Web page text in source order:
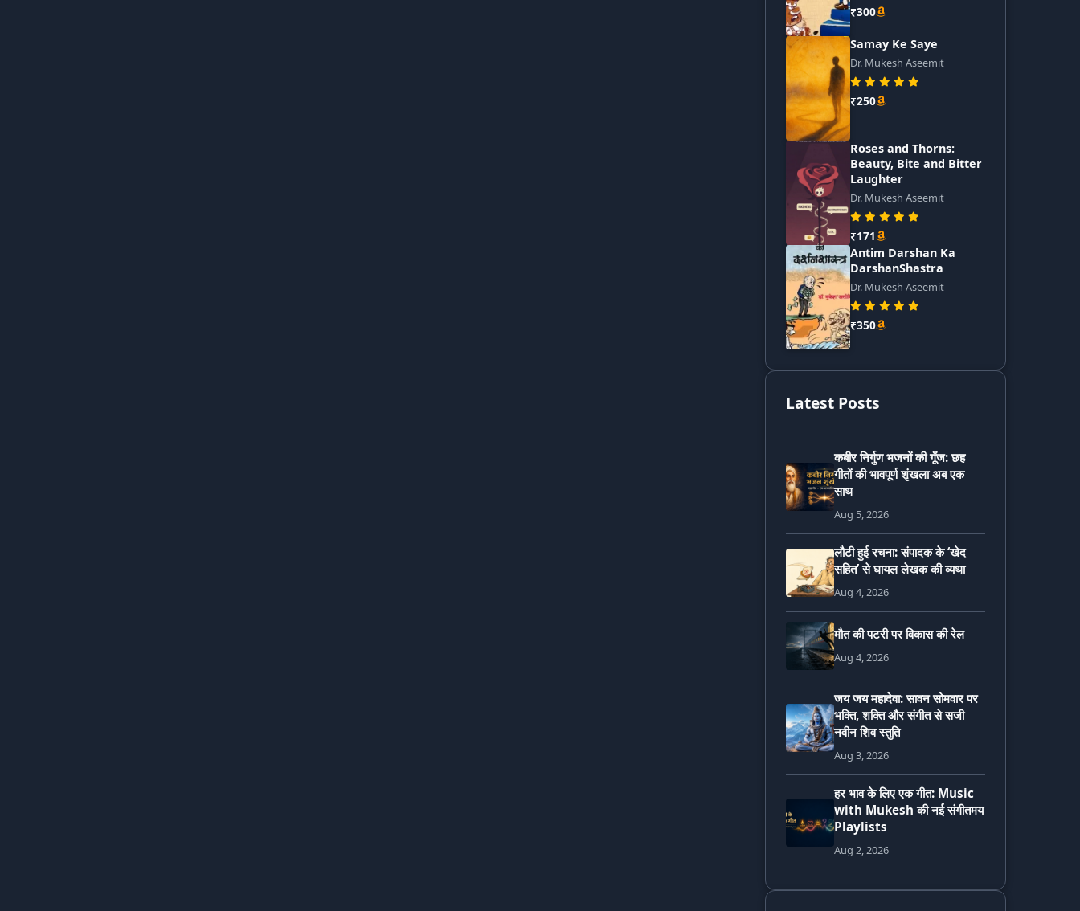
₹300
Samay Ke Saye
Dr. Mukesh Aseemit
₹250
Roses and Thorns:
Beauty, Bite and Bitter
Laughter
Dr. Mukesh Aseemit
₹171
Antim Darshan Ka
DarshanShastra
Dr. Mukesh Aseemit
₹350
Latest Posts
कबीर निर्गुण भजनों की गूँज: छह
गीतों की भावपूर्ण शृंखला अब एक
साथ
Aug 5, 2026
लौटी हुई रचना: संपादक के ‘खेद
सहित’ से घायल लेखक की व्यथा
Aug 4, 2026
मौत की पटरी पर विकास की रेल
Aug 4, 2026
जय जय महादेवा: सावन सोमवार पर
भक्ति, शक्ति और संगीत से सजी
नवीन शिव स्तुति
Aug 3, 2026
हर भाव के लिए एक गीत: Music
with Mukesh की नई संगीतमय
Playlists
Aug 2, 2026